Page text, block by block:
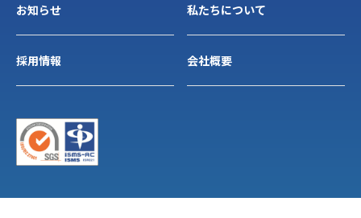
お知らせ 私たちについて
採用情報 会社概要